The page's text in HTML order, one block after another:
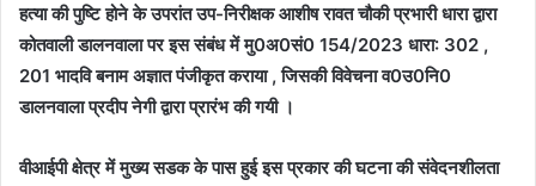
हत्या की पुष्टि होने के उपरांत उप-निरीक्षक आशीष रावत चौकी प्रभारी धारा द्वारा
कोतवाली डालनवाला पर इस संबंध में मु0अ0सं0 154/2023 धारा: 302 ,
201 भादवि बनाम अज्ञात पंजीकृत कराया , जिसकी विवेचना व0उ0नि0
डालनवाला प्रदीप नेगी द्वारा प्रारंभ की गयी ।
वीआईपी क्षेत्र में मुख्य सडक के पास हुई इस प्रकार की घटना की संवेदनशीलता